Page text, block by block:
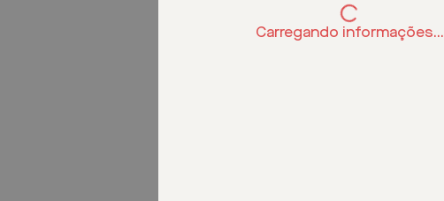
Carregando informações...